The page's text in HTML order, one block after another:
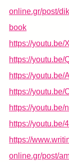
online.gr/post/
book
https://youtu.be/
https://youtu.be/
https://youtu.be/
https://youtu.be/
https://youtu.be/
https://youtu.be/
https://
online.gr/post/